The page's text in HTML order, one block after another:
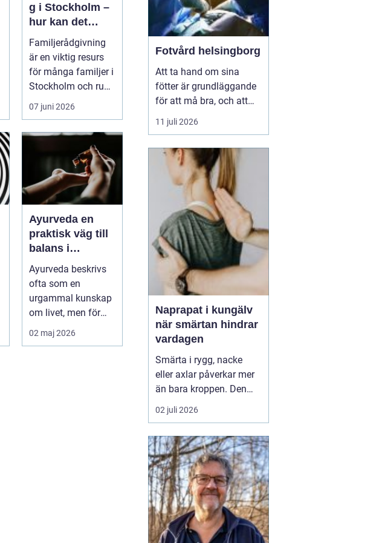
g i Stockholm –
hur kan det
hjälpa dig och
din familj
Familjerådgivning
är en viktig resurs
för många familjer i
Stockholm och runt
07 juni 2026
Ayurveda en
praktisk väg till
balans i
vardagen
Ayurveda beskrivs
ofta som en
urgammal kunskap
om livet, men för
många handlar
frågan om något
02 maj 2026
Fotvård helsingborg
Att ta hand om sina
fötter är grundläggande
för att må bra, och att
unna sig professionell
fotvård kan vara en
invånarna i Helsingborg
finns möjligheten att
njuta av fotvård som
kombinerar både
behandling och
avkoppling, vilket s...
11 juli 2026
Naprapat i kungälv
när smärtan hindrar
vardagen
Smärta i rygg, nacke
eller axlar påverkar mer
än bara kroppen. Den
kan störa sömnen, göra
det svårt att koncentrera
energin från allt som
annars brukar kännas
roligt. Många vänjer sig
successivt vid värken
och tänker att den går ...
02 juli 2026